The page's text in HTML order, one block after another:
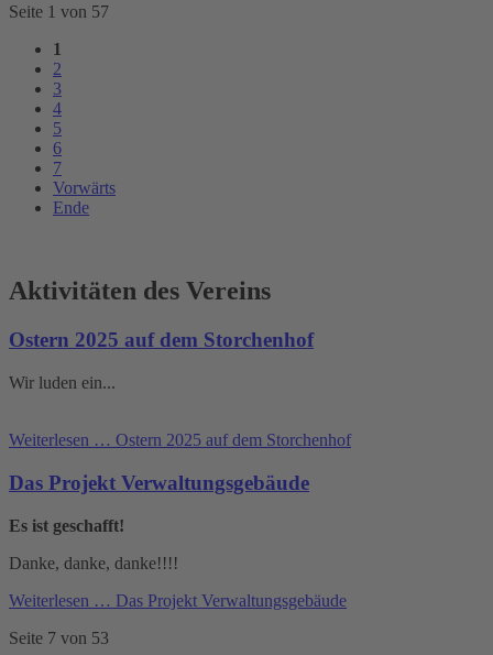
Seite 1 von 57
1
2
3
4
5
6
7
Vorwärts
Ende
Aktivitäten des Vereins
Ostern 2025 auf dem Storchenhof
Wir luden ein...
Weiterlesen … Ostern 2025 auf dem Storchenhof
Das Projekt Verwaltungsgebäude
Es ist geschafft!
Danke, danke, danke!!!!
Weiterlesen … Das Projekt Verwaltungsgebäude
Seite 7 von 53